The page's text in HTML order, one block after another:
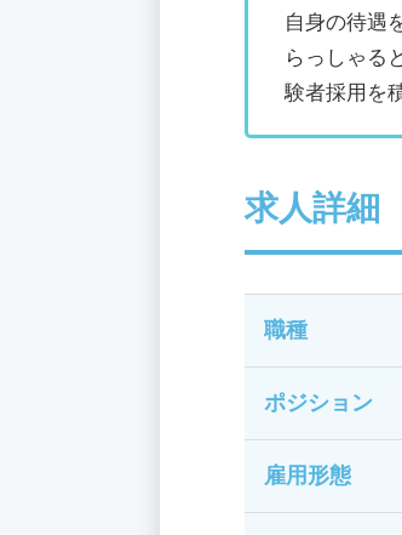
自身の待遇
らっしゃる
験者採用を
求人詳細
職種
ポジション
雇用形態